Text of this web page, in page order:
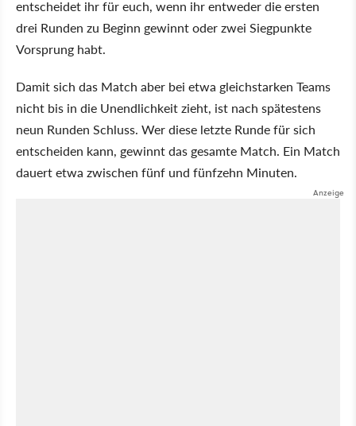
entscheidet ihr für euch, wenn ihr entweder die ersten
drei Runden zu Beginn gewinnt oder zwei Siegpunkte
Vorsprung habt.
Damit sich das Match aber bei etwa gleichstarken Teams
nicht bis in die Unendlichkeit zieht, ist nach spätestens
neun Runden Schluss. Wer diese letzte Runde für sich
entscheiden kann, gewinnt das gesamte Match. Ein Match
dauert etwa zwischen fünf und fünfzehn Minuten.